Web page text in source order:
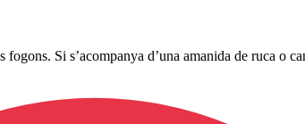
Si s’acompanya d’una amanida de ruca o